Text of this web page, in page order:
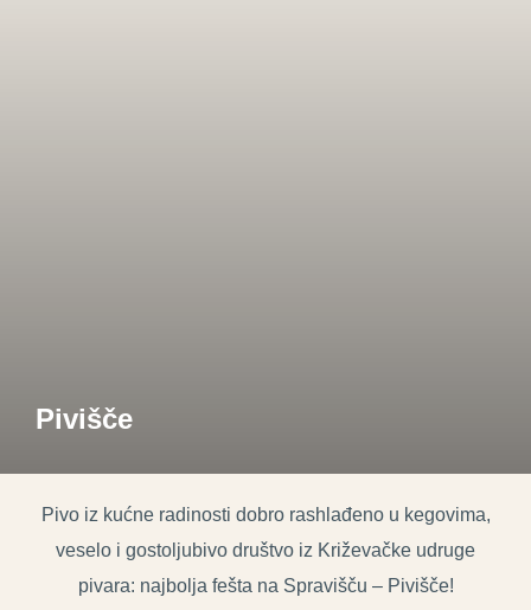
Pivišče
Pivo iz kućne radinosti dobro rashlađeno u kegovima,
veselo i gostoljubivo društvo iz Križevačke udruge
pivara: najbolja fešta na Spravišču – Pivišče!